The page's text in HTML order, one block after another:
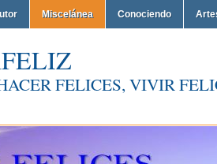
Miscelánea Conociendo
FELICES, VIVIR